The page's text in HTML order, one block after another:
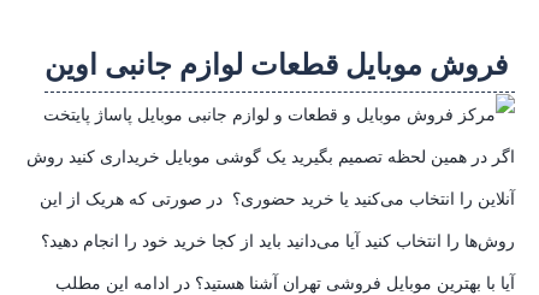
فروش موبایل قطعات لوازم جانبی اوین
اگر در همین لحظه تصمیم بگیرید یک گوشی موبایل خریداری کنید روش
آنلاین را انتخاب می‌کنید یا خرید حضوری؟ در صورتی که هریک از این
روش‌ها را انتخاب کنید آیا می‌دانید باید از کجا خرید خود را انجام دهید؟
آیا با بهترین موبایل فروشی تهران آشنا هستید؟ در ادامه این مطلب